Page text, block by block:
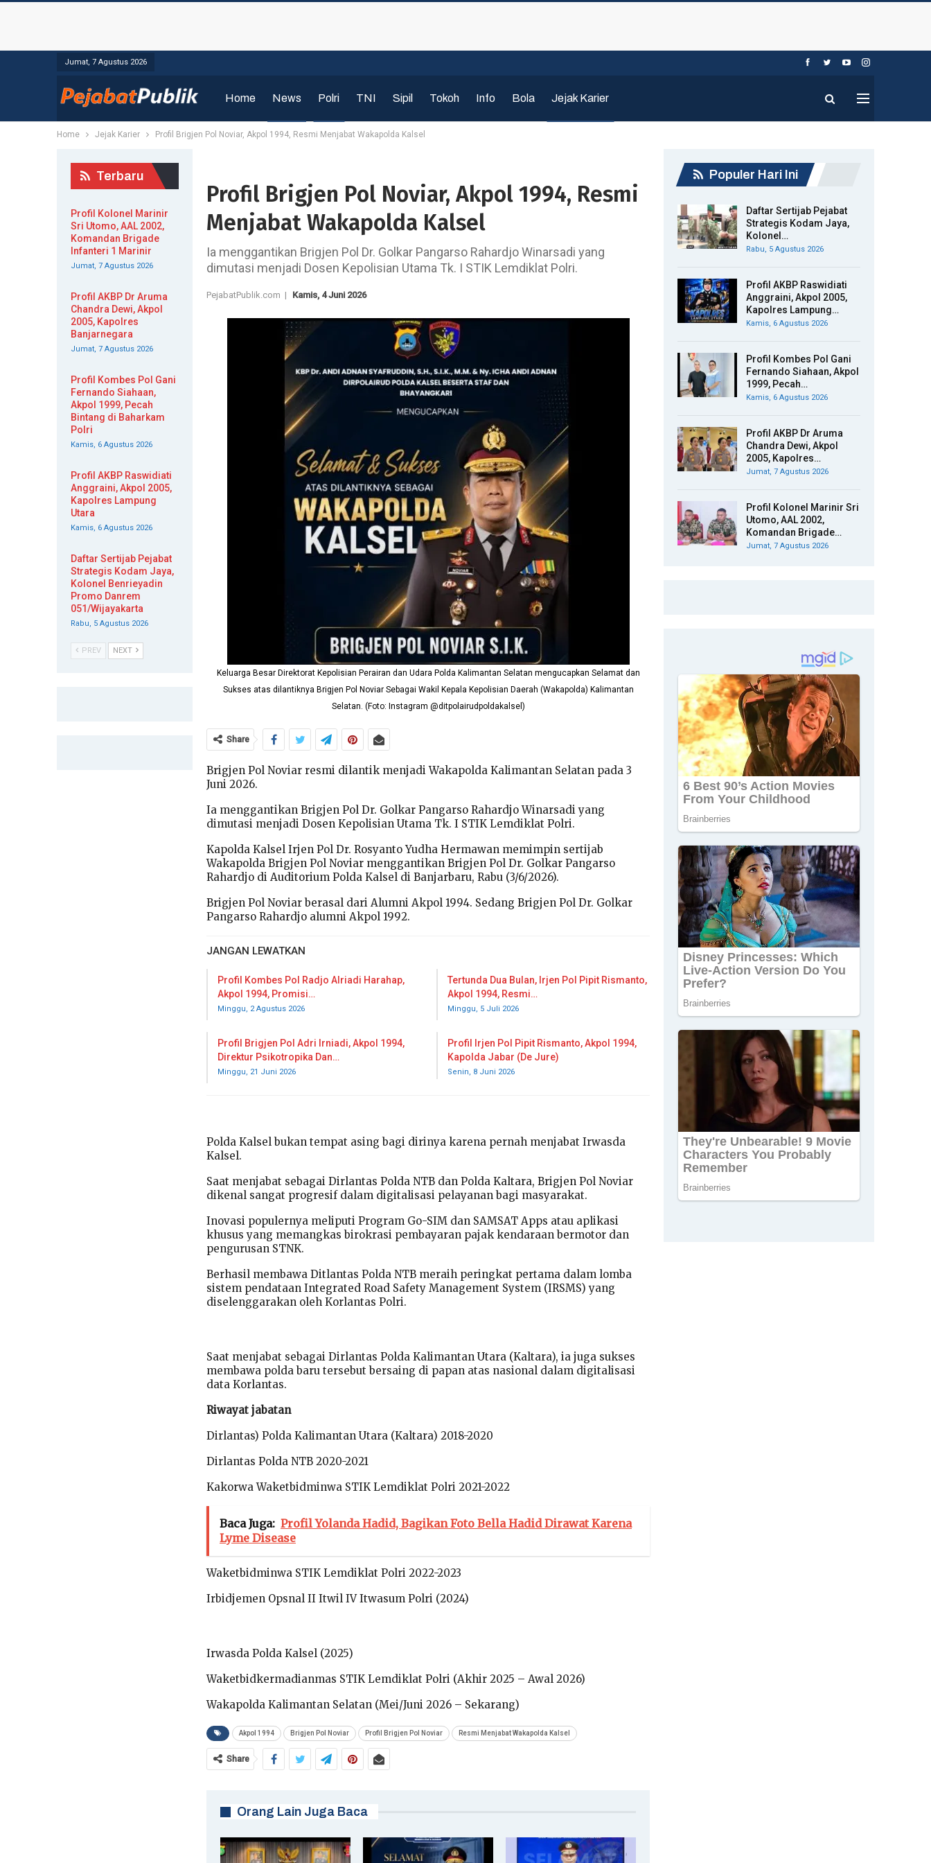
Jumat, 7 Agustus 2026
Home News Polri TNI Sipil Tokoh Info Bola Jejak Karier
Home Jejak Karier Profil Brigjen Pol Noviar, Akpol 1994, Resmi Menjabat Wakapolda Kalsel
Profil Brigjen Pol Noviar, Akpol 1994, Resmi
Menjabat Wakapolda Kalsel
Ia menggantikan Brigjen Pol Dr. Golkar Pangarso Rahardjo Winarsadi yang
dimutasi menjadi Dosen Kepolisian Utama Tk. I STIK Lemdiklat Polri.
PejabatPublik.com | Kamis, 4 Juni 2026
Keluarga Besar Direktorat Kepolisian Perairan dan Udara Polda Kalimantan Selatan mengucapkan Selamat dan
Sukses atas dilantiknya Brigjen Pol Noviar Sebagai Wakil Kepala Kepolisian Daerah (Wakapolda) Kalimantan
Selatan. (Foto: Instagram @ditpolairudpoldakalsel)
Share
Brigjen Pol Noviar resmi dilantik menjadi Wakapolda Kalimantan Selatan pada 3
Juni 2026.
Ia menggantikan Brigjen Pol Dr. Golkar Pangarso Rahardjo Winarsadi yang
dimutasi menjadi Dosen Kepolisian Utama Tk. I STIK Lemdiklat Polri.
Kapolda Kalsel Irjen Pol Dr. Rosyanto Yudha Hermawan memimpin sertijab
Wakapolda Brigjen Pol Noviar menggantikan Brigjen Pol Dr. Golkar Pangarso
Rahardjo di Auditorium Polda Kalsel di Banjarbaru, Rabu (3/6/2026).
Brigjen Pol Noviar berasal dari Alumni Akpol 1994. Sedang Brigjen Pol Dr. Golkar
Pangarso Rahardjo alumni Akpol 1992.
JANGAN LEWATKAN
Profil Kombes Pol Radjo Alriadi Harahap,
Akpol 1994, Promisi…
Minggu, 2 Agustus 2026
Tertunda Dua Bulan, Irjen Pol Pipit Rismanto,
Akpol 1994, Resmi…
Minggu, 5 Juli 2026
Profil Brigjen Pol Adri Irniadi, Akpol 1994,
Direktur Psikotropika Dan…
Minggu, 21 Juni 2026
Profil Irjen Pol Pipit Rismanto, Akpol 1994,
Kapolda Jabar (De Jure)
Senin, 8 Juni 2026
Polda Kalsel bukan tempat asing bagi dirinya karena pernah menjabat Irwasda
Kalsel.
Saat menjabat sebagai Dirlantas Polda NTB dan Polda Kaltara, Brigjen Pol Noviar
dikenal sangat progresif dalam digitalisasi pelayanan bagi masyarakat.
Inovasi populernya meliputi Program Go-SIM dan SAMSAT Apps atau aplikasi
khusus yang memangkas birokrasi pembayaran pajak kendaraan bermotor dan
pengurusan STNK.
Berhasil membawa Ditlantas Polda NTB meraih peringkat pertama dalam lomba
sistem pendataan Integrated Road Safety Management System (IRSMS) yang
diselenggarakan oleh Korlantas Polri.
Saat menjabat sebagai Dirlantas Polda Kalimantan Utara (Kaltara), ia juga sukses
membawa polda baru tersebut bersaing di papan atas nasional dalam digitalisasi
data Korlantas.
Riwayat jabatan
Dirlantas) Polda Kalimantan Utara (Kaltara) 2018-2020
Dirlantas Polda NTB 2020-2021
Kakorwa Waketbidminwa STIK Lemdiklat Polri 2021-2022
Baca Juga: Profil Yolanda Hadid, Bagikan Foto Bella Hadid Dirawat Karena
Lyme Disease
Waketbidminwa STIK Lemdiklat Polri 2022-2023
Irbidjemen Opsnal II Itwil IV Itwasum Polri (2024)
Irwasda Polda Kalsel (2025)
Waketbidkermadianmas STIK Lemdiklat Polri (Akhir 2025 – Awal 2026)
Wakapolda Kalimantan Selatan (Mei/Juni 2026 – Sekarang)
Akpol 1994 Brigjen Pol Noviar Profil Brigjen Pol Noviar Resmi Menjabat Wakapolda Kalsel
Share
Orang Lain Juga Baca
Populer Hari Ini
Daftar Sertijab Pejabat
Strategis Kodam Jaya,
Kolonel…
Rabu, 5 Agustus 2026
Profil AKBP Raswidiati
Anggraini, Akpol 2005,
Kapolres Lampung…
Kamis, 6 Agustus 2026
Profil Kombes Pol Gani
Fernando Siahaan, Akpol
1999, Pecah…
Kamis, 6 Agustus 2026
Profil AKBP Dr Aruma
Chandra Dewi, Akpol
2005, Kapolres…
Jumat, 7 Agustus 2026
Profil Kolonel Marinir Sri
Utomo, AAL 2002,
Komandan Brigade…
Jumat, 7 Agustus 2026
Terbaru
Profil Kolonel Marinir
Sri Utomo, AAL 2002,
Komandan Brigade
Infanteri 1 Marinir
Jumat, 7 Agustus 2026
Profil AKBP Dr Aruma
Chandra Dewi, Akpol
2005, Kapolres
Banjarnegara
Jumat, 7 Agustus 2026
Profil Kombes Pol Gani
Fernando Siahaan,
Akpol 1999, Pecah
Bintang di Baharkam
Polri
Kamis, 6 Agustus 2026
Profil AKBP Raswidiati
Anggraini, Akpol 2005,
Kapolres Lampung
Utara
Kamis, 6 Agustus 2026
Daftar Sertijab Pejabat
Strategis Kodam Jaya,
Kolonel Benrieyadin
Promo Danrem
051/Wijayakarta
Rabu, 5 Agustus 2026
PREV NEXT